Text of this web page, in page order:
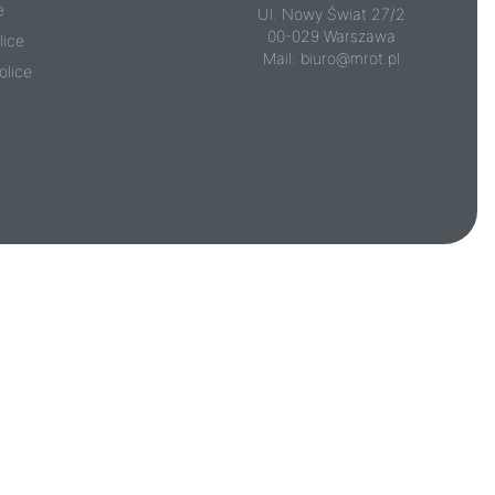
Ul. Nowy Świat 27/2
00-029 Warszawa
Mail: biuro@mrot.pl